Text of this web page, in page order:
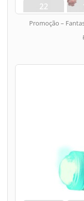
22
dias
Promoção –